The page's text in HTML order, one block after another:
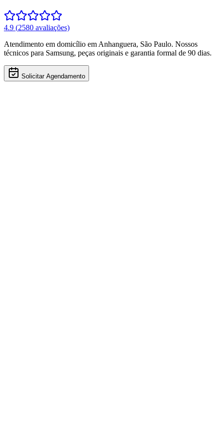
4.9 (2580 avaliações)
Atendimento em domicílio em Anhanguera, São Paulo. Nossos
técnicos para Samsung, peças originais e garantia formal de 90 dias.
Solicitar Agendamento